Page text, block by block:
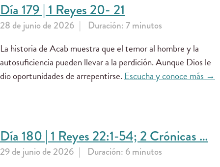
Día 179 | 1 Reyes 20- 21
28 de junio de 2026 Duración: 7 minutos
La historia de Acab muestra que el temor al hombre y la
autosuficiencia pueden llevar a la perdición. Aunque Dios le
dio oportunidades de arrepentirse.Escucha y conoce más →
Día 180 | 1 Reyes 22:1-54; 2 Crónicas …
29 de junio de 2026 Duración: 6 minutos